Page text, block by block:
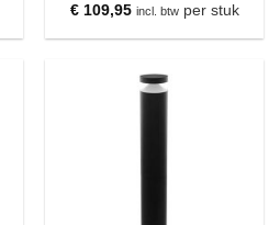
€109,95 incl. btwper stuk